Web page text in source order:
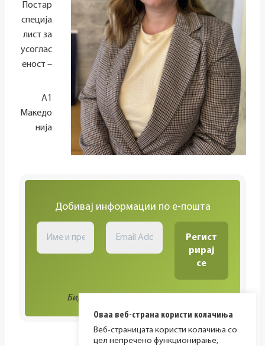
Постар
специја
лист за
усоглас
еност –
А1
Македо
нија
Добивај информации по е-пошта
Биди во тек со сите активности!
Оваа веб-страна користи колачиња
Веб-страницата користи колачиња со
цел непречено функционирање,